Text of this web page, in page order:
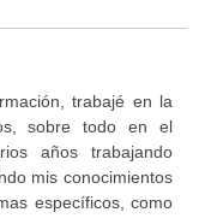
trabajé en la
sobre todo en el
años trabajando
mis conocimientos
específicos, como